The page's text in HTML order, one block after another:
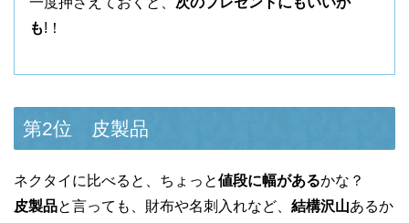
も!！
第2位 皮製品
ネクタイに比べると、ちょっと値段に幅があるかな？
皮製品と言っても、財布や名刺入れなど、 結構沢山あるか